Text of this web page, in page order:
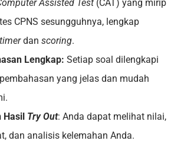
Assisted Test (CAT) yang mirip
CPNS sesungguhnya, lengkap
timerdan scoring.
Lengkap: Setiap soal dilengkapi
yang jelas dan mudah
Hasil Try Out: Anda dapat melihat nilai,
dan analisis kelemahan Anda.